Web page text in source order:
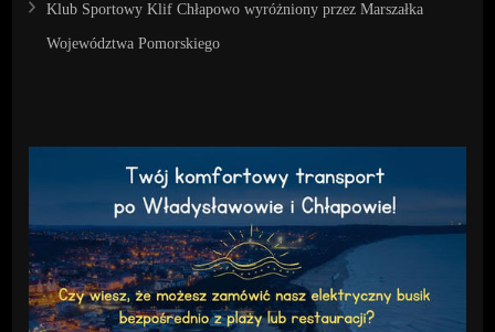
Klub Sportowy Klif Chłapowo wyróżniony przez Marszałka
Województwa Pomorskiego